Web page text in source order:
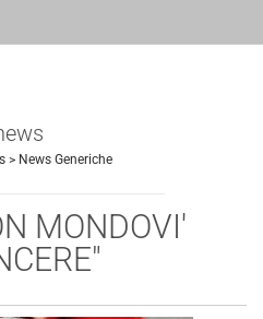
> News Generiche
MONDOVI'